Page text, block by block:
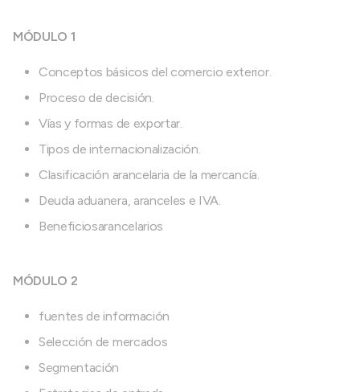
MÓDULO 1
Conceptos básicos del comercio exterior.
Proceso de decisión.
Vías y formas de exportar.
Tipos de internacionalización.
Clasificación arancelaria de la mercancía.
Deuda aduanera, aranceles e IVA.
Beneficiosarancelarios
MÓDULO 2
fuentes de información
Selección de mercados
Segmentación